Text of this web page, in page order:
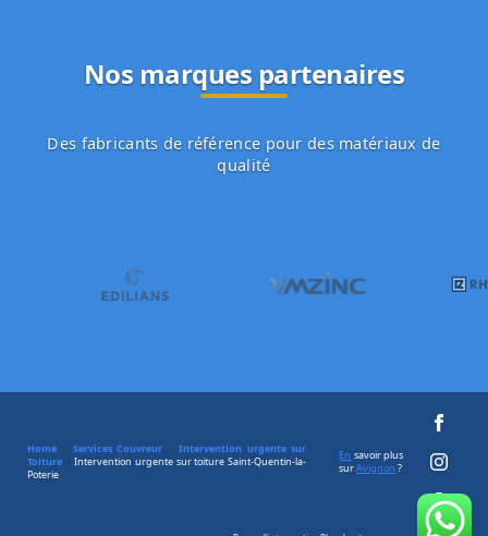
Nos marques partenaires
Des fabricants de référence pour des matériaux de
qualité
Home » Services Couvreur » Intervention urgente sur
Toiture » Intervention urgente sur toiture Saint-Quentin-la-
Poterie
En savoir plus
surAvignon ?